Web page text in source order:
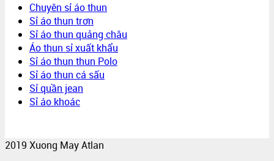
Chuyên sỉ áo thun
Sỉ áo thun trơn
Sỉ áo thun quảng châu
Áo thun sỉ xuất khẩu
Sỉ áo thun thun Polo
Sỉ áo thun cá sấu
Sỉ quần jean
Sỉ áo khoác
2019 Xuong May Atlan